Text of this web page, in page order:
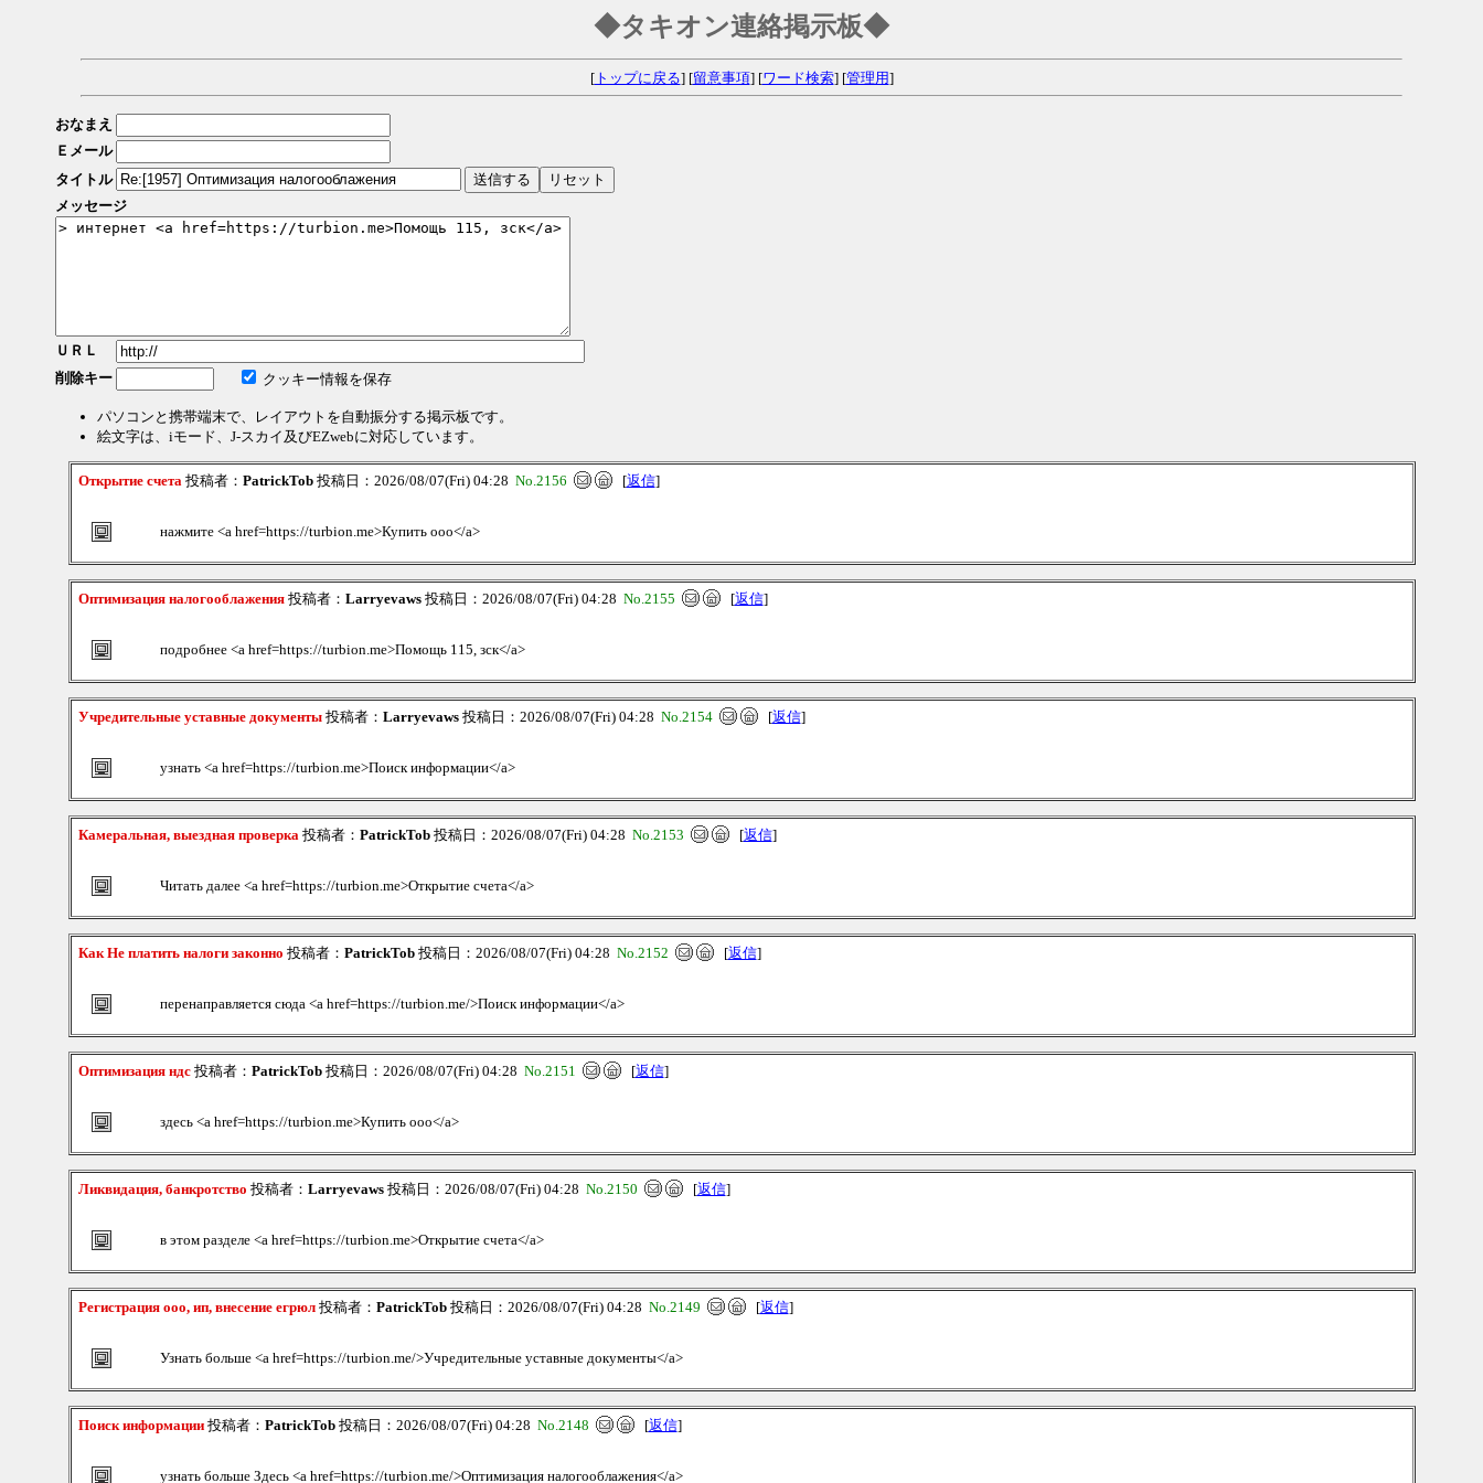
◆タキオン連絡掲示板◆
[トップに戻る] [留意事項] [ワード検索] [管理用]
おなまえ
Ｅメール
タイトル
メッセージ
ＵＲＬ
削除キー
クッキー情報を保存
パソコンと携帯端末で、レイアウトを自動振分する掲示板です。
絵文字は、iモード、J-スカイ及びEZwebに対応しています。
Открытие счета投稿者： PatrickTob投稿日：2026/08/07(Fri) 04:28 No.2156 [返信]
нажмите <a href=https://turbion.me>Купить ооо</a>
Оптимизация налогооблажения投稿者： Larryevaws投稿日：2026/08/07(Fri) 04:28 No.2155 [返信]
подробнее <a href=https://turbion.me>Помощь 115, зск</a>
Учредительные уставные документы投稿者： Larryevaws投稿日：2026/08/07(Fri) 04:28 No.2154 [返信]
узнать <a href=https://turbion.me>Поиск информации</a>
Камеральная, выездная проверка投稿者： PatrickTob投稿日：2026/08/07(Fri) 04:28 No.2153 [返信]
Читать далее <a href=https://turbion.me>Открытие счета</a>
Как Не платить налоги законно 投稿者： PatrickTob投稿日：2026/08/07(Fri) 04:28 No.2152 [返信]
перенаправляется сюда <a href=https://turbion.me/>Поиск информации</a>
Оптимизация ндс投稿者： PatrickTob投稿日：2026/08/07(Fri) 04:28 No.2151 [返信]
здесь <a href=https://turbion.me>Купить ооо</a>
Ликвидация, банкротство 投稿者： Larryevaws投稿日：2026/08/07(Fri) 04:28 No.2150 [返信]
в этом разделе <a href=https://turbion.me>Открытие счета</a>
Регистрация ооо, ип, внесение егрюл投稿者： PatrickTob投稿日：2026/08/07(Fri) 04:28 No.2149 [返信]
Узнать больше <a href=https://turbion.me/>Учредительные уставные документы</a>
Поиск информации投稿者： PatrickTob投稿日：2026/08/07(Fri) 04:28 No.2148 [返信]
узнать больше Здесь <a href=https://turbion.me/>Оптимизация налогооблажения</a>